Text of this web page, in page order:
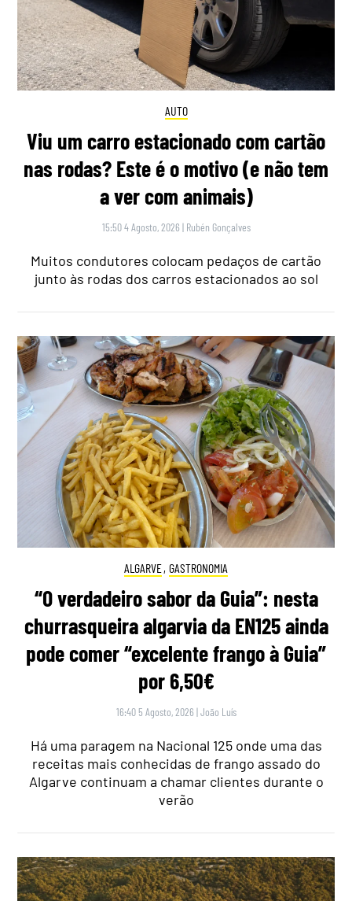
AUTO
Viu um carro estacionado com cartão
nas rodas? Este é o motivo (e não tem
a ver com animais)
15:50 4 Agosto, 2026 | Rubén Gonçalves
Muitos condutores colocam pedaços de cartão
junto às rodas dos carros estacionados ao sol
ALGARVE, GASTRONOMIA
“O verdadeiro sabor da Guia”: nesta
churrasqueira algarvia da EN125 ainda
pode comer “excelente frango à Guia”
por 6,50€
16:40 5 Agosto, 2026 |João Luís
Há uma paragem na Nacional 125 onde uma das
receitas mais conhecidas de frango assado do
Algarve continuam a chamar clientes durante o
verão